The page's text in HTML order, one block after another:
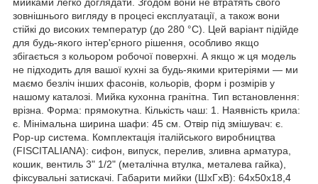
зовнішнього вигляду в процесі експлуатації, а також вони
стійкі до високих температур (до 280 °C). Цей варіант підійде
для будь-якого інтер'єрного рішення, особливо якщо
збігається з кольором робочої поверхні. А якщо ж ця модель
не підходить для вашої кухні за будь-якими критеріями — ми
маємо безліч інших фасонів, кольорів, форм і розмірів у
нашому каталозі. Мийка кухонна гранітна. Тип встановлення:
врізна. Форма: прямокутна. Кількість чаш: 1. Наявність крила:
є. Мінімальна ширина шафи: 45 см. Отвір під змішувач: є.
Pop-up система. Комплектація італійського виробництва
(FISCITALIANA): сифон, випуск, перелив, зливна арматура,
кошик, вентиль 3" 1/2" (металічна втулка, металева гайка),
фіксувальні затискачі. Габарити мийки (ШхГхВ): 64х50х18,4